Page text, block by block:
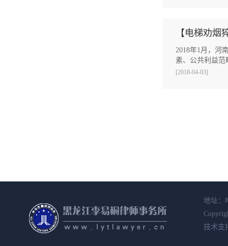
【电梯劝
2018年1月，河
素、公共利益
[2018-04-03]
地址：
技术支